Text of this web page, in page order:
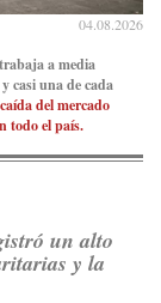
Ver en X
04.08.2026
a media
casi una de cada
del mercado
todo el país.
un alto
y la